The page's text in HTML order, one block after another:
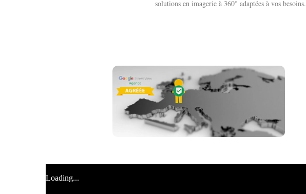
solutions en imagerie à 360° adaptées à vos besoins.